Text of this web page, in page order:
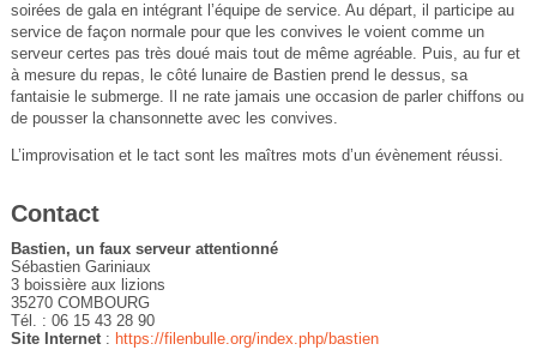
soirées de gala en intégrant l’équipe de service. Au départ, il participe au
service de façon normale pour que les convives le voient comme un
serveur certes pas très doué mais tout de même agréable. Puis, au fur et
à mesure du repas, le côté lunaire de Bastien prend le dessus, sa
fantaisie le submerge. Il ne rate jamais une occasion de parler chiffons ou
de pousser la chansonnette avec les convives.
L’improvisation et le tact sont les maîtres mots d’un évènement réussi.
Contact
Bastien, un faux serveur attentionné
Sébastien Gariniaux
3 boissière aux lizions
35270 COMBOURG
Tél. : 06 15 43 28 90
Site Internet: https://filenbulle.org/index.php/bastien